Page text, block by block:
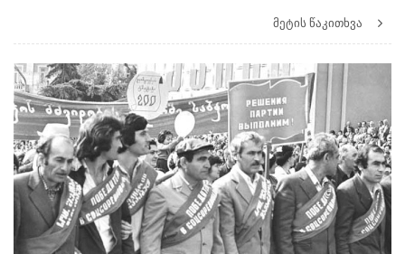
მეტის წაკითხვა